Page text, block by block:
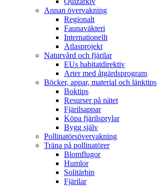
Annan övervakning
Regionalt
Faunaväkteri
Internationellt
Atlasprojekt
Naturvård och fjärilar
EUs habitatdirektiv
Arter med åtgärdsprogram
Böcker, appar, material och länktips
Boktips
Resurser på nätet
Fjärilsappar
Köpa fjärilsprylar
Bygg själv
Pollinatörsövervakning
Träna på pollinatörer
Blomflugor
Humlor
Solitärbin
Fjärilar